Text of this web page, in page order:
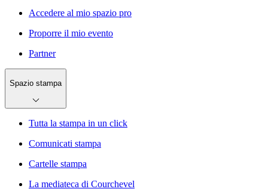
Accedere al mio spazio pro
Proporre il mio evento
Partner
Spazio stampa
Tutta la stampa in un click
Comunicati stampa
Cartelle stampa
La mediateca di Courchevel